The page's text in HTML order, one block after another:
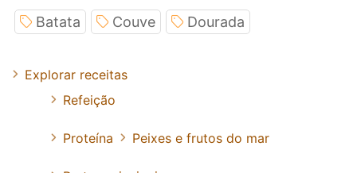
Batata Couve Dourada
Explorar receitas
Refeição
Proteína Peixes e frutos do mar